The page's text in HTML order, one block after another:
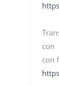
con
con